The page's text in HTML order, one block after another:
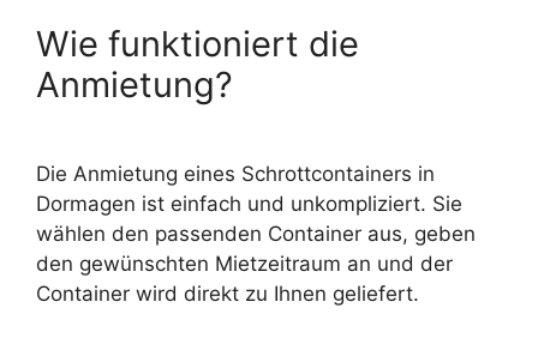
Wie funktioniert die
Anmietung?
Die Anmietung eines Schrottcontainers in
Dormagen ist einfach und unkompliziert. Sie
wählen den passenden Container aus, geben
den gewünschten Mietzeitraum an und der
Container wird direkt zu Ihnen geliefert.